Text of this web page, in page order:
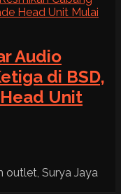
Audio
di BSD,
Unit
outlet, Surya Jaya